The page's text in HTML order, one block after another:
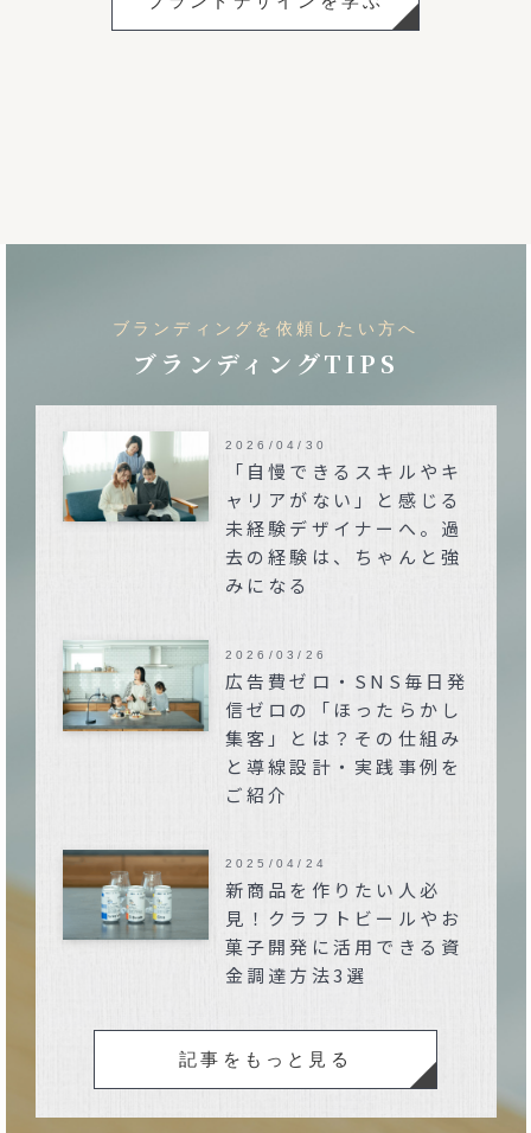
ブランディングを依頼したい方へ
ブランディングTIPS
「自慢できるスキルやキ
ャリアがない」と感じる
未経験デザイナーへ。過
去の経験は、ちゃんと強
みになる
2026/04/30
広告費ゼロ・SNS毎日発
信ゼロの「ほったらかし
集客」とは？その仕組み
と導線設計・実践事例を
ご紹介
2026/03/26
新商品を作りたい人必
見！クラフトビールやお
菓子開発に活用できる資
金調達方法3選
2025/04/24
記事をもっと見る